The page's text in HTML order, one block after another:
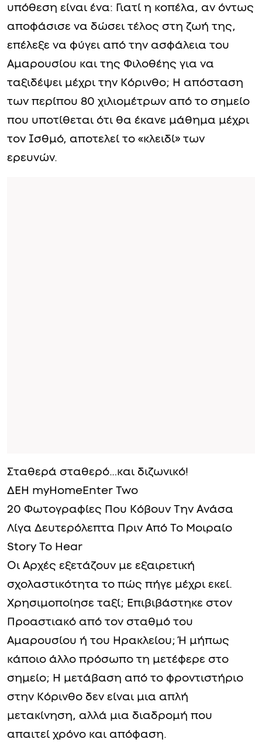
υπόθεση είναι ένα: Γιατί η κοπέλα, αν όντως
αποφάσισε να δώσει τέλος στη ζωή της,
επέλεξε να φύγει από την ασφάλεια του
Αμαρουσίου και της Φιλοθέης για να
ταξιδέψει μέχρι την Κόρινθο; Η απόσταση
των περίπου 80 χιλιομέτρων από το σημείο
που υποτίθεται ότι θα έκανε μάθημα μέχρι
τον Ισθμό, αποτελεί το «κλειδί» των
ερευνών.
Σταθερά σταθερό…και διζωνικό!
ΔΕΗ myHomeEnter Two
20 Φωτογραφίες Που Κόβουν Την Ανάσα
Λίγα Δευτερόλεπτα Πριν Από Το Μοιραίο
Story To Hear
Οι Αρχές εξετάζουν με εξαιρετική
σχολαστικότητα το πώς πήγε μέχρι εκεί.
Χρησιμοποίησε ταξί; Επιβιβάστηκε στον
Προαστιακό από τον σταθμό του
Αμαρουσίου ή του Ηρακλείου; Ή μήπως
κάποιο άλλο πρόσωπο τη μετέφερε στο
σημείο; Η μετάβαση από το φροντιστήριο
στην Κόρινθο δεν είναι μια απλή
μετακίνηση, αλλά μια διαδρομή που
απαιτεί χρόνο και απόφαση.